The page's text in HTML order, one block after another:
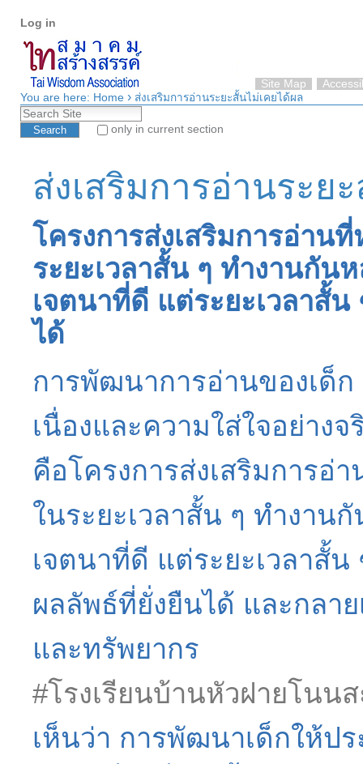
content.
Skip
to
navigation
Site Map
tools
Log in
You are here: Home › ส่งเสริมการอ่านระยะสั้นไม่เคยได้ผล
Search Site
only in current section
ส่งเสริมการอ่านระย
โครงการส่งเสริมการอ่าน
ระยะเวลาสั้น ๆ ทำงานกัน
เจตนาที่ดี แต่ระยะเวลาสั้
ได้
การพัฒนาการอ่านของเด็ก
เนื่องและความใส่ใจอย่างจ
คือโครงการส่งเสริมการอ่
ในระยะเวลาสั้น ๆ ทำงาน
เจตนาที่ดี แต่ระยะเวลาสั้
ผลลัพธ์ที่ยั่งยืนได้ และกลา
และทรัพยากร
#โรงเรียนบ้านหัวฝายโนน
เห็นว่า การพัฒนาเด็กให้ป